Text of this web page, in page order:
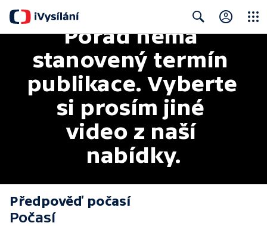
Search
Pořad nemá
stanovený termín
publikace. Vyberte
si prosím jiné
video z naší
nabídky.
Předpověď počasí
Počasí